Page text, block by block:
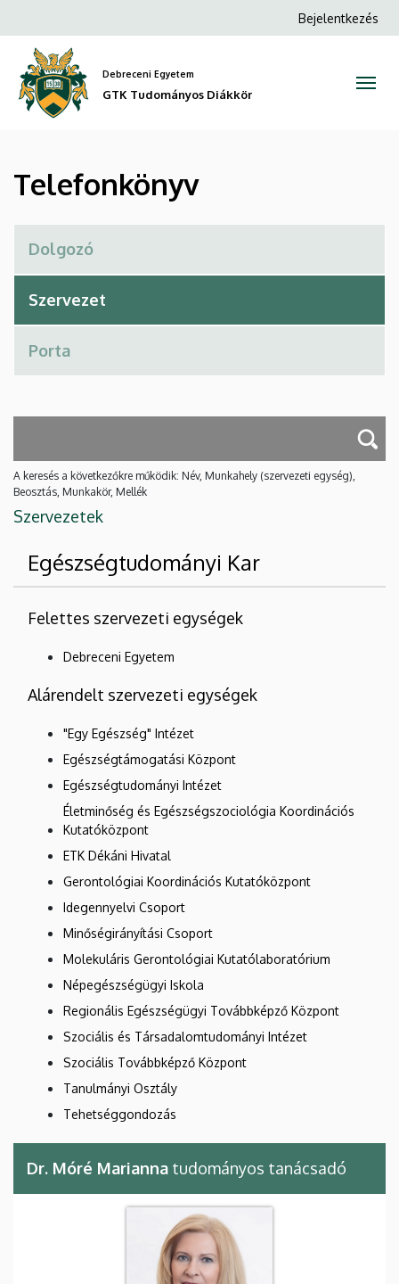
GTK
Tudományos
Diákkör
a
tartalomra
Anonim
Bejelentkezés
Debreceni Egyetem
GTK Tudományos Diákkör
Telefonkönyv
A keresés a következőkre működik: Név, Munkahely (szervezeti egység),
Beosztás, Munkakör, Mellék
Szervezetek
Egészségtudományi Kar
Felettes szervezeti egységek
Debreceni Egyetem
Alárendelt szervezeti egységek
"Egy Egészség" Intézet
Egészségtámogatási Központ
Egészségtudományi Intézet
Életminőség és Egészségszociológia Koordinációs
Kutatóközpont
ETK Dékáni Hivatal
Gerontológiai Koordinációs Kutatóközpont
Idegennyelvi Csoport
Minőségirányítási Csoport
Molekuláris Gerontológiai Kutatólaboratórium
Népegészségügyi Iskola
Regionális Egészségügyi Továbbképző Központ
Szociális és Társadalomtudományi Intézet
Szociális Továbbképző Központ
Tanulmányi Osztály
Tehetséggondozás
Dr. Móré Marianna tudományos tanácsadó